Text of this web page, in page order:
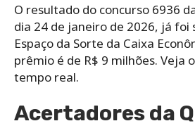
O resultado do concurso 6936
dia 24 de janeiro de 2026, já foi
Espaço da Sorte da Caixa
prêmio é de R$ 9 milhões. Veja
tempo real.
Acertadores da